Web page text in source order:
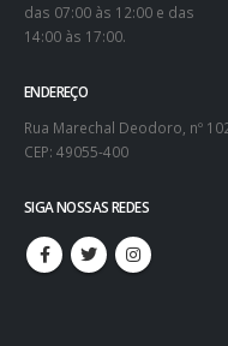
das 07:00 às 12:00 e das
14:00 às 17:00.
ENDEREÇO
Rua Marechal Deodoro, nº
CEP: 49055-400
SIGA NOSSAS REDES